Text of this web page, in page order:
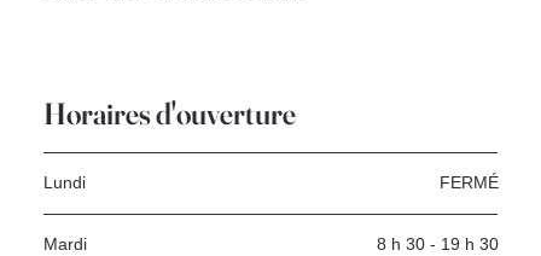
Horaires d'ouverture
Lundi FERMÉ
Mardi 8 h 30 - 19 h 30